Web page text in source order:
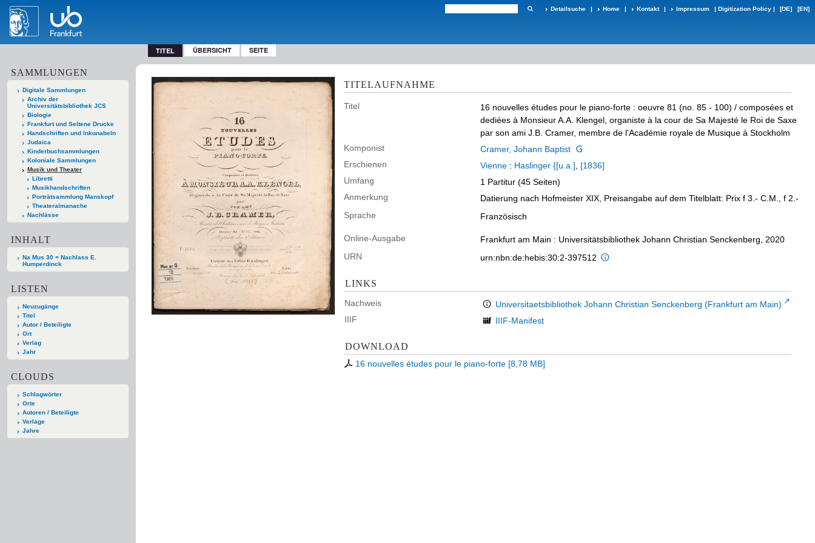
Detailsuche | Home | Kontakt | Impressum | Digitization Policy | [DE] [EN]
TITEL ÜBERSICHT SEITE
SAMMLUNGEN
Digitale Sammlungen
Archiv der
Universitätsbibliothek JCS
Biologie
Frankfurt und Seltene Drucke
Handschriften und Inkunabeln
Judaica
Kinderbuchsammlungen
Koloniale Sammlungen
Musik und Theater
Libretti
Musikhandschriften
Porträtsammlung Manskopf
Theateralmanache
Nachlässe
INHALT
Na Mus 30 = Nachlass E.
Humperdinck
LISTEN
Neuzugänge
Titel
Autor / Beteiligte
Ort
Verlag
Jahr
CLOUDS
Schlagwörter
Orte
Autoren / Beteiligte
Verlage
Jahre
TITELAUFNAHME
Titel 16 nouvelles études pour le piano-forte : oeuvre 81 (no. 85 - 100) / composées et
dediées à Monsieur A.A. Klengel, organiste à la cour de Sa Majesté le Roi de Saxe
par son ami J.B. Cramer, membre de l'Académie royale de Musique à Stockholm
Komponist
Cramer, Johann Baptist
Erschienen
Vienne : Haslinger {[u.a.]
[1836]
Umfang
1 Partitur (45 Seiten)
Anmerkung
Datierung nach Hofmeister XIX, Preisangabe auf dem Titelblatt: Prix f 3.- C.M., f 2.-
Sprache
Französisch
Online-Ausgabe
Frankfurt am Main : Universitätsbibliothek Johann Christian Senckenberg, 2020
URN
urn:nbn:de:hebis:30:2-397512
LINKS
Nachweis
Universitaetsbibliothek Johann Christian Senckenberg (Frankfurt am Main)
IIIF
IIIF-Manifest
DOWNLOAD
16 nouvelles études pour le piano-forte [8,78 MB]